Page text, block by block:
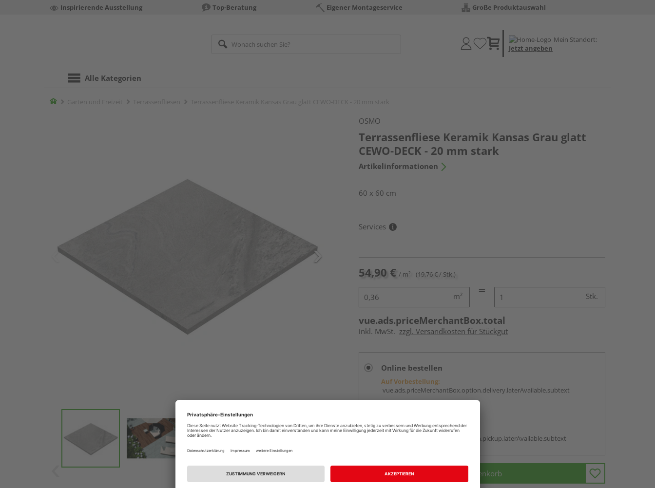
Inspirierende Ausstellung Top-Beratung Eigener Montageservice Große Produktauswahl
Mein Standort:
Jetzt angeben
Alle Kategorien
Home
OSMO
Terrassenfliese Keramik Kansas Grau glatt
CEWO-DECK - 20 mm stark
Artikelinformationen
60 x 60 cm
Services
54,90 € / m² (19,76 € / Stk.)
m² Stk.
vue.ads.priceMerchantBox.total
inkl. MwSt. zzgl. Versandkosten für Stückgut
Online bestellen
Auf Vorbestellung:
vue.ads.priceMerchantBox.option.delivery.laterAvailable.subtext
Auf Vorbestellung:
vue.ads.priceMerchantBox.option.pickup.laterAvailable.subtext
In den Warenkorb